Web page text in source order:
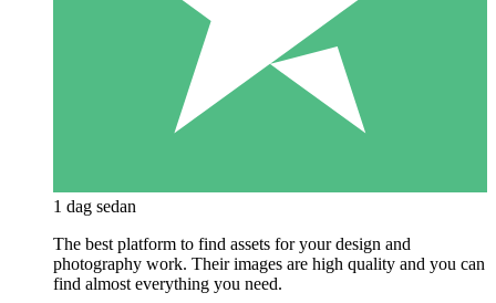
1 dag sedan
The best platform to find assets for your design and
photography work. Their images are high quality and you can
find almost everything you need.